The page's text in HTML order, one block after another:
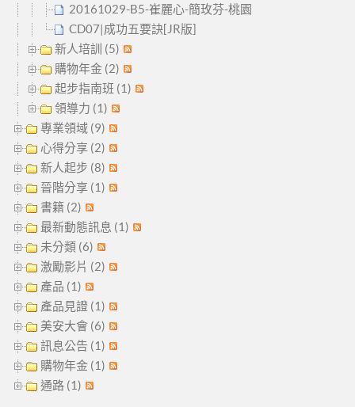
20161029-B5-崔麗心-簡玫芬-桃園
CD07|成功五要訣[JR版]
新人培訓 (5)
購物年金 (2)
起步指南班 (1)
領導力 (1)
專業領域 (9)
心得分享 (2)
新人起步 (8)
晉階分享 (1)
書籍 (2)
最新動態訊息 (1)
未分類 (6)
激勵影片 (2)
產品 (1)
產品見證 (1)
美安大會 (6)
訊息公告 (1)
購物年金 (1)
通路 (1)